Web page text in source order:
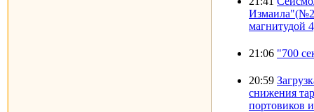
магнитудой
21:06 "700
20:59
снижения
портовиков